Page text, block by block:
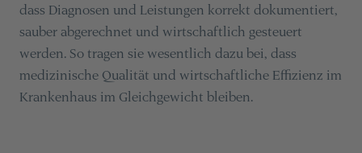
dass Diagnosen und Leistungen korrekt dokumentiert,
sauber abgerechnet und wirtschaftlich gesteuert
werden. So tragen sie wesentlich dazu bei, dass
medizinische Qualität und wirtschaftliche Effizienz im
Krankenhaus im Gleichgewicht bleiben.